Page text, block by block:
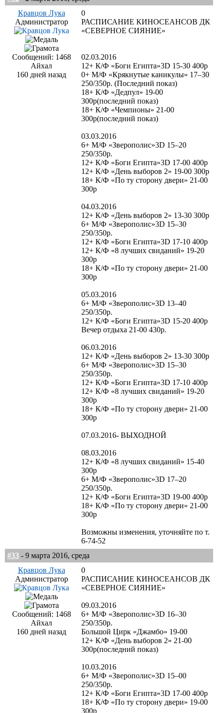
Кравцов Лука
Администратор
Сообщений: 1468
Айхал
160 дней назад
0
РАСПИСАНИЕ КИНОСЕАНСОВ ДК
«СЕВЕРНОЕ СИЯНИЕ»
02.03.2016
12+ К/Ф «Боги Египта»3D 15-30 400р
0+ М/Ф «Крякнутые каникулы» 17–30
250/350р. (Последний показ)
18+ К/Ф «Дедпул» 19-00
300р(последний показ)
18+ К/Ф «Чемпионы» 21-00
300р(последний показ)
03.03.2016
6+ М/Ф «Зверополис»3D 15–20
250/350р.
12+ К/Ф «Боги Египта»3D 17-00 400р
12+ К/Ф «День выборов 2» 19-00 300р
18+ К/Ф «По ту сторону двери» 21-00
300р
04.03.2016
12+ К/Ф «День выборов 2» 13-30 300р
6+ М/Ф «Зверополис»3D 15–30
250/350р.
12+ К/Ф «Боги Египта»3D 17-10 400р
12+ К/Ф «8 лучших свиданий» 19-20
300р
18+ К/Ф «По ту сторону двери» 21-00
300р
05.03.2016
6+ М/Ф «Зверополис»3D 13–40
250/350р.
12+ К/Ф «Боги Египта»3D 15-20 400р
Вечер отдыха 21-00 430р.
06.03.2016
12+ К/Ф «День выборов 2» 13-30 300р
6+ М/Ф «Зверополис»3D 15–30
250/350р.
12+ К/Ф «Боги Египта»3D 17-10 400р
12+ К/Ф «8 лучших свиданий» 19-20
300р
18+ К/Ф «По ту сторону двери» 21-00
300р
07.03.2016- ВЫХОДНОЙ
08.03.2016
12+ К/Ф «8 лучших свиданий» 15-40
300р
6+ М/Ф «Зверополис»3D 17–20
250/350р.
12+ К/Ф «Боги Египта»3D 19-00 400р
18+ К/Ф «По ту сторону двери» 21-00
300р
Возможны изменения, уточняйте по т.
6-74-52
#33 - 9 марта 2016, среда
Кравцов Лука
Администратор
Сообщений: 1468
Айхал
160 дней назад
0
РАСПИСАНИЕ КИНОСЕАНСОВ ДК
«СЕВЕРНОЕ СИЯНИЕ»
09.03.2016
6+ М/Ф «Зверополис»3D 16–30
250/350р.
Большой Цирк «Джамбо» 19-00
12+ К/Ф «День выборов 2» 21-00
300р(последний показ)
10.03.2016
6+ М/Ф «Зверополис»3D 15–00
250/350р.
12+ К/Ф «Боги Египта»3D 17-00 400р
18+ К/Ф «По ту сторону двери» 19-00
300р